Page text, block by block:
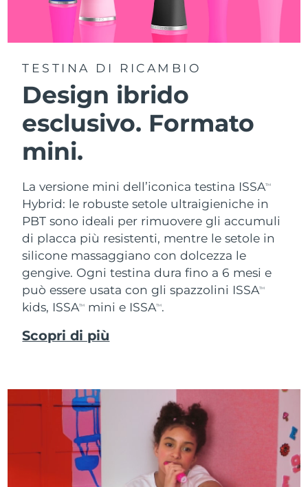
TESTINA DI RICAMBIO
Design ibrido
esclusivo. Formato
mini.
La versione mini dell’iconica testina ISSATM
Hybrid: le robuste setole ultraigieniche in
PBT sono ideali per rimuovere gli accumuli
di placca più resistenti, mentre le setole in
silicone massaggiano con dolcezza le
gengive. Ogni testina dura fino a 6 mesi e
può essere usata con gli spazzolini ISSATM
kids, ISSATM mini e ISSATM.
Scopri di più